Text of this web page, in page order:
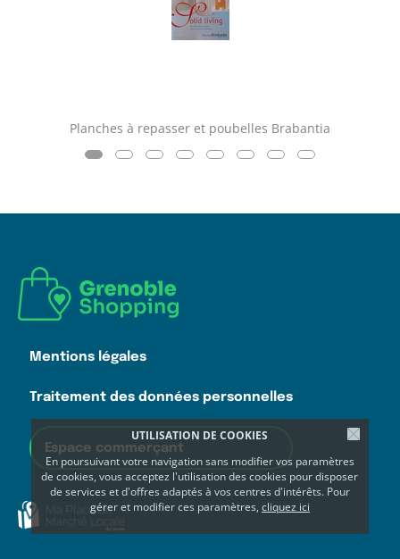
UTILISATION DE COOKIES
En poursuivant votre navigation sans modifier vos paramètres
de cookies, vous acceptez l'utilisation des cookies pour disposer
de services et d'offres adaptés à vos centres d'intérêts. Pour
gérer et modifier ces paramètres, cliquez ici
Planches à repasser et poubelles Brabantia
Mentions légales
Traitement des données personnelles
Espace commerçant